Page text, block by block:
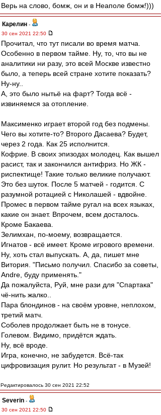
Верь на слово, бомж, он и в Неаполе бомж!)))
Карелин -
30 сен 2021 22:50
Прочитал, что тут писали во время матча.
Особенно в первом тайме. Ну, то, что вы не
аналитики ни разу, это всей Москве известно
было, а теперь всей стране хотите показать?
Ну-ну..
А, это было нытьё на фарт? Тогда всё -
извиняемся за отопление.
Максименко играет второй год без подмены.
Чего вы хотите-то? Второго Дасаева? Будет,
через 2 года. Как 25 исполнится.
Кофрие. В своих эпизодах молодец. Как вышел
расист, так и закончился антифриз. Но ЖК -
риспектище! Такие только великие получают.
Это без шуток. После 5 матчей - годится. С
разумной ротацией с Николашей - вдвойне.
Промес в первом тайме ругал на всех языках,
какие он знает. Впрочем, всем досталось.
Кроме Бакаева.
Зелимхан, по-моему, возвращается.
Игнатов - всё имеет. Кроме игрового времени.
Ну, хоть стал выпускать. А, да, пишет мне
Витория. "Письмо получил. Спасибо за советы,
Andre, буду применять."
Да пожалуйста, Руй, мне рази для "Спартака"
чё-нить жалко..
Пара блондинов - на своём уровне, неплохом,
третий матч.
Соболев продолжает быть не в тонусе.
Голевом. Видимо, придётся ждать.
Ну, всё вроде.
Игра, конечно, не забудется. Всё-так
цифровизация рулит. Но результат - в Музей!
Редактировалось 30 сен 2021 22:52
Severin -
30 сен 2021 22:50